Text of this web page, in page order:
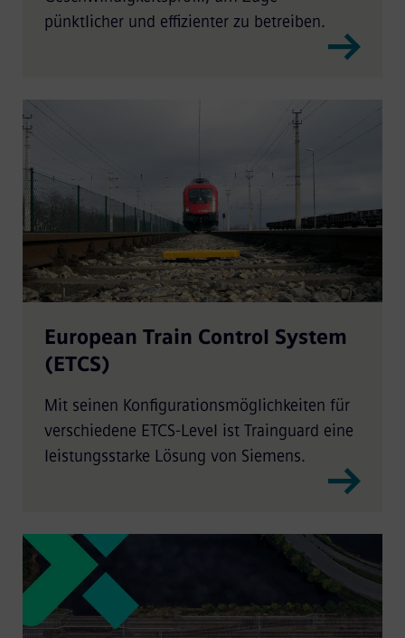
pünktlicher und effizienter zu betreiben.
European Train Control System
(ETCS)
Mit seinen Konfigurationsmöglichkeiten für
verschiedene ETCS-Level ist Trainguard eine
leistungsstarke Lösung von Siemens.